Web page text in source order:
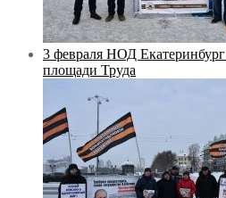
3 февраля НОД
площади Труда